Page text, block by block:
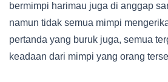
bermimpi harimau juga di anggap
namun tidak semua mimpi
pertanda yang buruk juga, semua
keadaan dari mimpi yang orang